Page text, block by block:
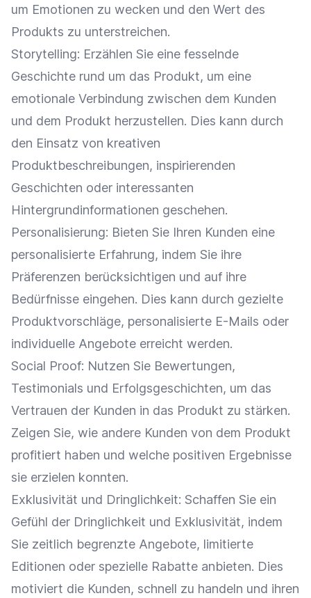
um Emotionen zu wecken und den Wert des
Produkts zu unterstreichen.
Storytelling: Erzählen Sie eine fesselnde
Geschichte rund um das Produkt, um eine
emotionale Verbindung zwischen dem Kunden
und dem Produkt herzustellen. Dies kann durch
den Einsatz von kreativen
Produktbeschreibungen, inspirierenden
Geschichten oder interessanten
Hintergrundinformationen geschehen.
Personalisierung: Bieten Sie Ihren Kunden eine
personalisierte Erfahrung, indem Sie ihre
Präferenzen berücksichtigen und auf ihre
Bedürfnisse eingehen. Dies kann durch gezielte
Produktvorschläge, personalisierte E-Mails oder
individuelle Angebote erreicht werden.
Social Proof: Nutzen Sie Bewertungen,
Testimonials und Erfolgsgeschichten, um das
Vertrauen der Kunden in das Produkt zu stärken.
Zeigen Sie, wie andere Kunden von dem Produkt
profitiert haben und welche positiven Ergebnisse
sie erzielen konnten.
Exklusivität und Dringlichkeit: Schaffen Sie ein
Gefühl der Dringlichkeit und Exklusivität, indem
Sie zeitlich begrenzte Angebote, limitierte
Editionen oder spezielle Rabatte anbieten. Dies
motiviert die Kunden, schnell zu handeln und ihren